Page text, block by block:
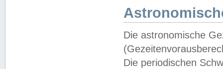
Die astronomische
Die periodischen